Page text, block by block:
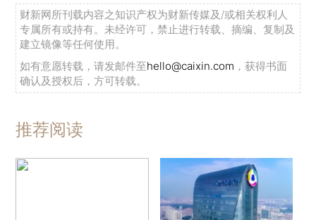
财新网所刊载内容之知识产权为财新传媒及/或相关权利人
专属所有或持有。未经许可，禁止进行转载、摘编、复制及
建立镜像等任何使用。
如有意愿转载，请发邮件至hello@caixin.com ，获得书面
确认及授权后，方可转载。
推荐阅读